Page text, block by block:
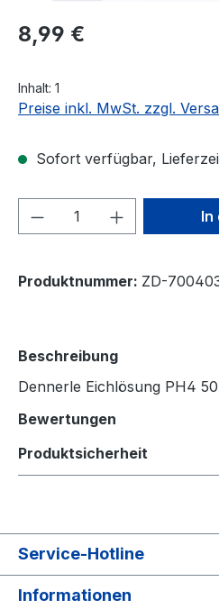
Regulärer Preis:
8,99 €
Inhalt: 1
Preise inkl. MwSt. zzgl.
Sofort verfügbar,
Produkt Anzahl: In
Produktnummer: ZD-
Beschreibung
Dennerle Eichlösung PH4
Bewertungen
Produktsicherheit
Service-Hotline
Informationen